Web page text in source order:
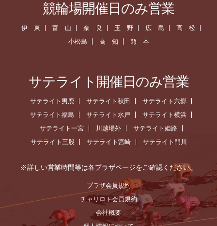
競輪場開催日のみ営業
伊 東 富 山 奈 良 玉 野 広 島
高 松
小松島
高 知 熊 本
サテライト開催日のみ営業
サテライト男鹿 サテライト秋田
サテライト六郷
サテライト福島
サテライト水戸
サテライト横浜
サテライト一宮
川越場外
サテライト姫路
サテライト三股
サテライト宮崎 サテライト門川
※詳しい営業時間等は各プラザページをご確認ください。
プラザ会員規約
チャリロト会員規約
会社概要